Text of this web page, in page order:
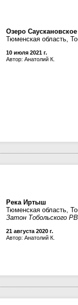
Озеро Саускановское
Тюменская область,
10 июля 2021 г.
Автор: Анатолий К.
Река Иртыш
Тюменская область,
Затон Тобольского
21 августа 2020 г.
Автор: Анатолий К.